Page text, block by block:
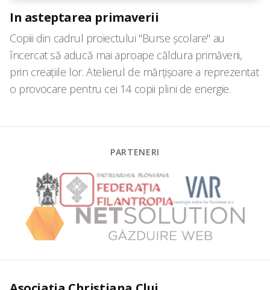
In asteptarea primaverii
Copiii din cadrul proiectului "Burse școlare" au
încercat să aducă mai aproape căldura primăverii,
prin creațiile lor. Atelierul de mărțișoare a reprezentat
o provocare pentru cei 14 copii plini de energie.
PARTENERI